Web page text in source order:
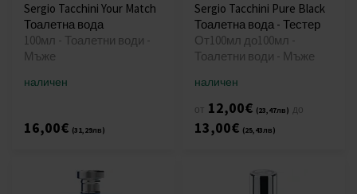
Sergio Tacchini Your Match
Тоалетна вода
100мл - Тоалетни води -
Мъже
наличен
16,00€ (31,29лв)
Sergio Tacchini Pure Black
Тоалетна вода - Тестер
От100мл до100мл -
Тоалетни води - Мъже
наличен
от 12,00€ (23,47лв) до
13,00€ (25,43лв)